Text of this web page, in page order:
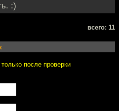
:)
всего: 11
после проверки